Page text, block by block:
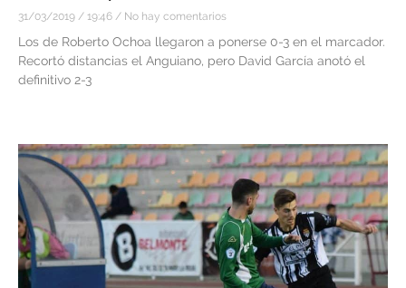
31/03/2019 19:46 No hay comentarios
Los de Roberto Ochoa llegaron a ponerse 0-3 en el marcador.
Recortó distancias el Anguiano, pero David García anotó el
definitivo 2-3